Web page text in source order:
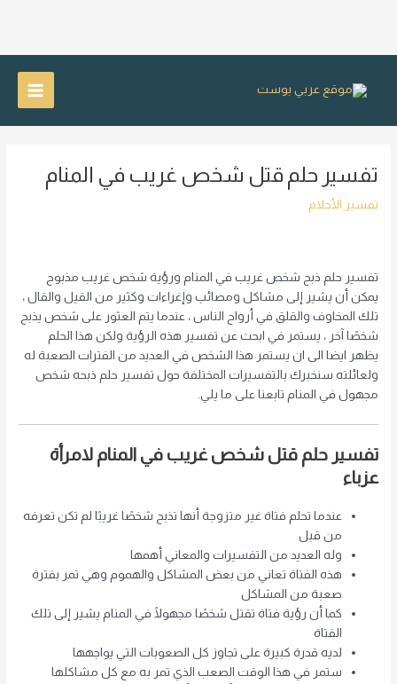
Main
تفسير حلم قتل شخص غريب في المنام
تفسير الأحلام
تفسير حلم ذبح شخص غريب في المنام ورؤية شخص غريب مذبوح
يمكن أن يشير إلى مشاكل ومصائب وإغراءات وكثير من القيل والقال ،
تلك المخاوف والقلق في أرواح الناس ، عندما يتم العثور على شخص يذبح
شخصًا آخر ، يستمر في ابحث عن تفسير هذه الرؤية ولكن هذا الحلم
يظهر ايضا الى ان يستمر هذا الشخص في العديد من الفترات الصعبة له
ولعائلته سنخبرك بالتفسيرات المختلفة حول تفسير حلم ذبحه شخص
مجهول في المنام تابعنا على ما يلي.
تفسير حلم قتل شخص غريب في المنام لامرأة
عزباء
عندما تحلم فتاة غير متزوجة أنها تذبح شخصًا غريبًا لم تكن تعرفه
من قبل
وله العديد من التفسيرات والمعاني أهمها
هذه الفتاة تعاني من بعض المشاكل والهموم وهي تمر بفترة
صعبة من المشاكل
كما أن رؤية فتاة تقتل شخصًا مجهولًا في المنام يشير إلى تلك
الفتاة
لديه قدرة كبيرة على تجاوز كل الصعوبات التي يواجهها
ستمر في هذا الوقت الصعب الذي تمر به مع كل مشاكلها